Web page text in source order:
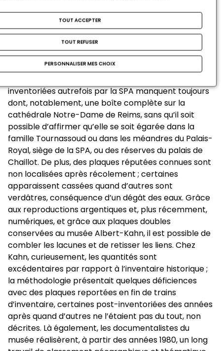
les cotes d’époque sont privilégiées, celles de la SPA
mises en avant.
Le corpus d’Autochromes de l’armée reste depuis
1919 divisé, réparti aujourd’hui entre deux services de
l’État : la MPP et l’ECPAD. Une grande majorité des
inventoriées autrefois par la SPA manquent toujours
dont, notablement, une boîte complète sur la
cathédrale Notre-Dame de Reims, sans qu’il soit
possible d’affirmer qu’elle se soit égarée dans la
famille Tournassoud ou dans les méandres du Palais-
Royal, siège de la SPA, ou des réserves du palais de
Chaillot. De plus, des plaques réputées connues sont
non localisées après récolement ; certaines
apparaissent cassées quand d’autres sont
verdâtres, conséquence d’un dégât des eaux. Grâce
aux reproductions argentiques et, plus récemment,
numériques, et grâce aux plaques doubles
conservées au musée Albert-Kahn, il est possible de
combler les lacunes et de retisser les liens. Chez
Kahn, curieusement, les quantités sont
excédentaires par rapport à l’inventaire historique ;
la méthodologie présentait quelques déficiences
avec des plaques reportées en fin de trains
d’inventaire, certaines post-inventoriées des années
après quand d’autres ne l’étaient pas du tout, non
décrites. Là également, les documentalistes du
musée réalisèrent, à partir des années 1980, un long
TOUT ACCEPTER
TOUT REFUSER
PERSONNALISER MES CHOIX